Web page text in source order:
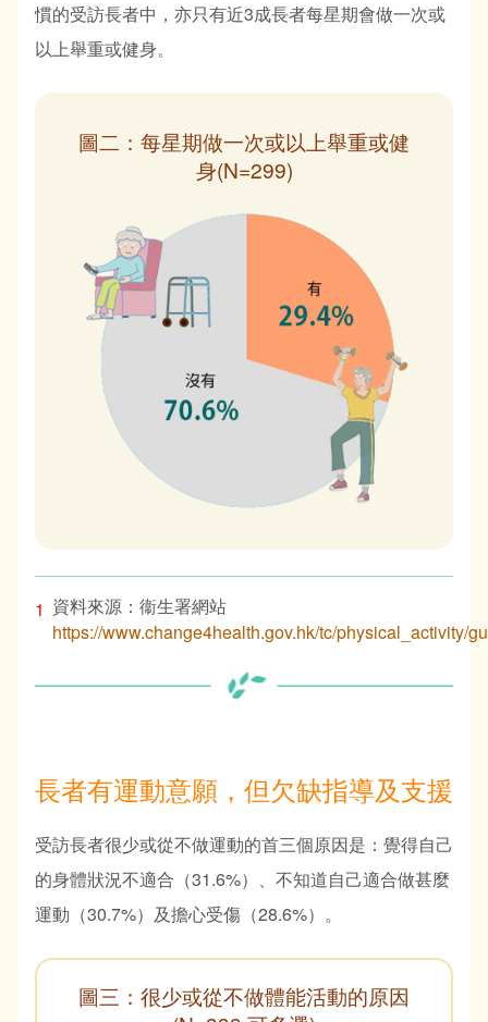
慣的受訪長者中，亦只有近3成長者每星期會做一次或
以上舉重或健身。
圖二：每星期做一次或以上舉重或健
身(N=299)
1 資料來源：衞生署網站
https://www.change4health.gov.hk/tc/physical_activity/
長者有運動意願，但欠缺指導及支援
受訪長者很少或從不做運動的首三個原因是：覺得自己
的身體狀況不適合（31.6%）、不知道自己適合做甚麼
運動（30.7%）及擔心受傷（28.6%）。
圖三：很少或從不做體能活動的原因